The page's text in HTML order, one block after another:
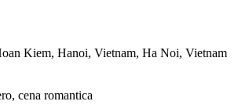
Kiem, Hanoi, Vietnam, Ha Noi, Vietnam
cena romantica